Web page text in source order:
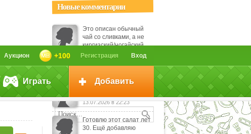
Вход
Регистрация
+100
Аукцион
Играть Добавить
Новые комментарии
Это описан обычный
чай со сливками, а не
киргизский/ногайский.
Киргизский - это
вариант калмыцкого,...
До готовности - это
13.07.2026 в 22:23
Готовлю этот салат лет
30. Ещё добавляю